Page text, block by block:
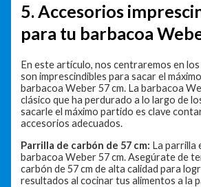
5. Accesorios
para tu barbacoa
En este artículo, nos centraremos en
son imprescindibles para sacar el
barbacoa Weber 57 cm. La barbacoa
clásico que ha perdurado a lo largo de
sacarle el máximo partido es clave
accesorios adecuados.
Parrilla de carbón de 57 cm: La parrilla
barbacoa Weber 57 cm. Asegúrate de
carbón de 57 cm de alta calidad para
resultados al cocinar tus alimentos a la